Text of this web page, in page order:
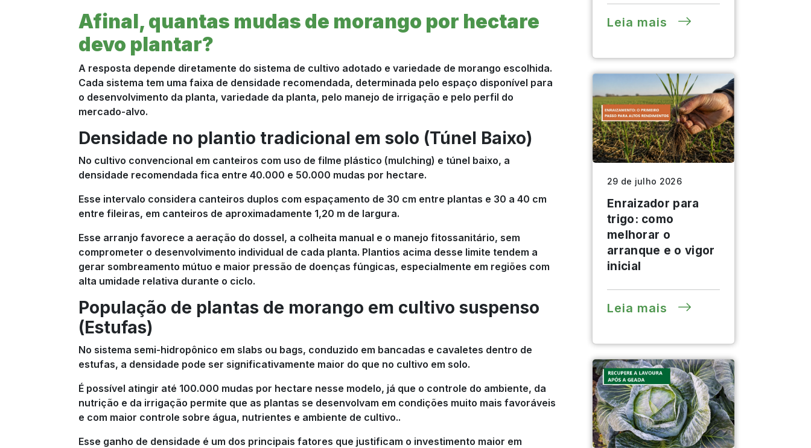
Afinal, quantas mudas de morango por hectare
devo plantar?
A resposta depende diretamente do sistema de cultivo adotado e variedade de morango escolhida.
Cada sistema tem uma faixa de densidade recomendada, determinada pelo espaço disponível para
o desenvolvimento da planta, variedade da planta, pelo manejo de irrigação e pelo perfil do
mercado-alvo.
Densidade no plantio tradicional em solo (Túnel Baixo)
No cultivo convencional em canteiros com uso de filme plástico (mulching) e túnel baixo, a
densidade recomendada fica entre 40.000 e 50.000 mudas por hectare.
Esse intervalo considera canteiros duplos com espaçamento de 30 cm entre plantas e 30 a 40 cm
entre fileiras, em canteiros de aproximadamente 1,20 m de largura.
Esse arranjo favorece a aeração do dossel, a colheita manual e o manejo fitossanitário, sem
comprometer o desenvolvimento individual de cada planta. Plantios acima desse limite tendem a
gerar sombreamento mútuo e maior pressão de doenças fúngicas, especialmente em regiões com
alta umidade relativa durante o ciclo.
População de plantas de morango em cultivo suspenso
(Estufas)
No sistema semi-hidropônico em slabs ou bags, conduzido em bancadas e cavaletes dentro de
estufas, a densidade pode ser significativamente maior do que no cultivo em solo.
É possível atingir até 100.000 mudas por hectare nesse modelo, já que o controle do ambiente, da
nutrição e da irrigação permite que as plantas se desenvolvam em condições muito mais favoráveis
e com maior controle sobre água, nutrientes e ambiente de cultivo..
Esse ganho de densidade é um dos principais fatores que justificam o investimento maior em
Leia mais
29 de julho 2026
Enraizador para
trigo: como
melhorar o
arranque e o vigor
inicial
Leia mais